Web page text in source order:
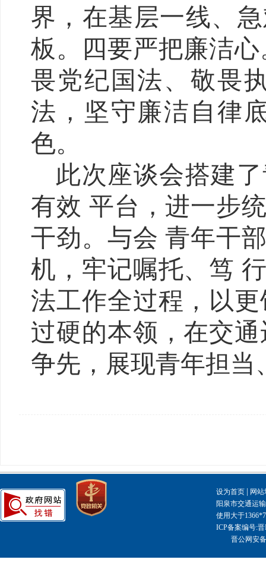
界，在基层一线、
板。四要严把廉洁
畏党纪国法、敬畏
法，坚守廉洁自律
色。
此次座谈会搭建
有效 平台，进一步
干劲。与会 青年干
机，牢记嘱托、笃
法工作全过程，以
过硬的本领，在交
争先，展现青年担当
设为首页
网
阳泉市交通运
使用大于
ICP备案编号:晋
晋公网安